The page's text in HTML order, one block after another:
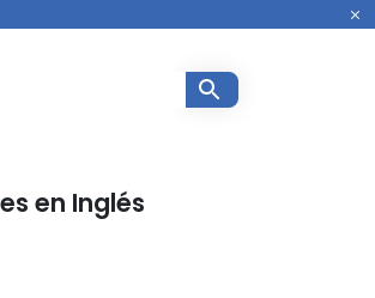
en Inglés